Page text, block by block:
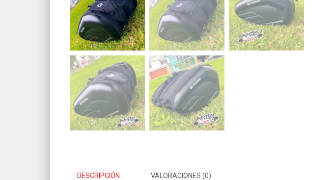
DESCRIPCIÓN VALORACIONES (0)